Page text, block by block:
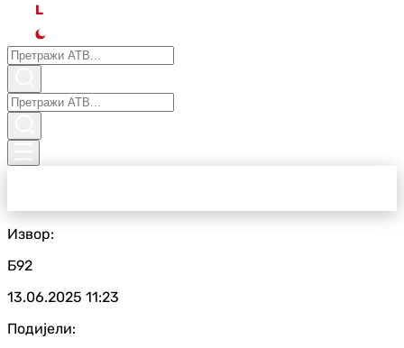
L
Извор:
Б92
13.06.2025 11:23
Подијели: